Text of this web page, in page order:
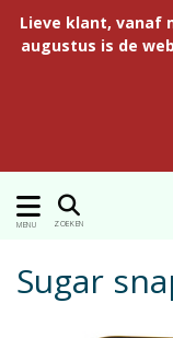
Lieve klant, vanaf
augustus is de
MENU ZOEKEN
Sugar